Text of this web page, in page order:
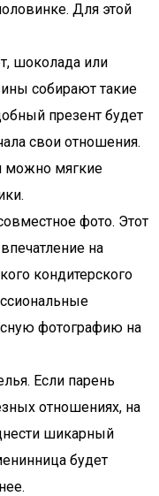
Для этой
шоколада или
собирают такие
презент будет
свои отношения.
можно мягкие
фото. Этот
на
кондитерского
фотографию на
Если парень
отношениях, на
шикарный
будет